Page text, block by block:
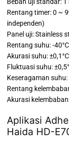
Rentang timer: 0 ~
independen)
Panel uji: Stainless
Rentang suhu: -
Akurasi suhu: ±0,1°C
Fluktuasi suhu:
Keseragaman suhu:
Rentang
Akurasi
Aplikasi
Haida HD-